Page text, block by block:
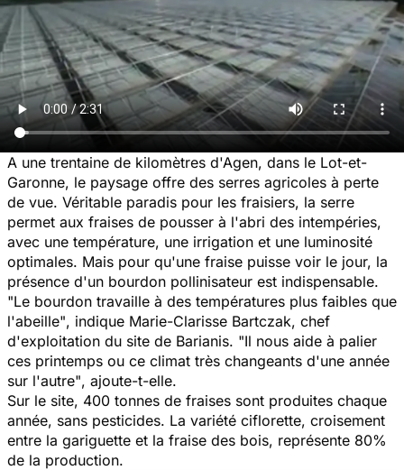
A une trentaine de kilomètres d'Agen, dans le Lot-et-
Garonne, le paysage offre des serres agricoles à perte
de vue. Véritable paradis pour les fraisiers, la serre
permet aux fraises de pousser à l'abri des intempéries,
avec une température, une irrigation et une luminosité
optimales. Mais pour qu'une fraise puisse voir le jour, la
présence d'un bourdon pollinisateur est indispensable.
"Le bourdon travaille à des températures plus faibles que
l'abeille", indique Marie-Clarisse Bartczak, chef
d'exploitation du site de Barianis. "Il nous aide à palier
ces printemps ou ce climat très changeants d'une année
sur l'autre", ajoute-t-elle.
Sur le site, 400 tonnes de fraises sont produites chaque
année, sans pesticides. La variété ciflorette, croisement
entre la gariguette et la fraise des bois, représente 80%
de la production.